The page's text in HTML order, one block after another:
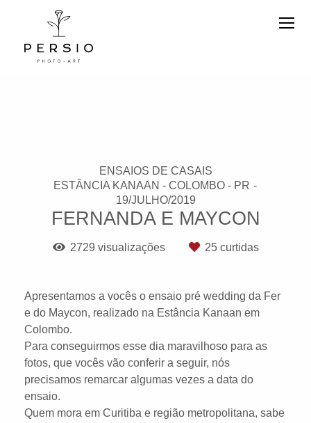
ENSAIOS DE CASAIS
ESTÂNCIA KANAAN - COLOMBO - PR
19/JULHO/2019
FERNANDA E MAYCON
2729 visualizações 25curtidas
Apresentamos a vocês o ensaio pré wedding da Fer
e do Maycon, realizado na Estância Kanaan em
Colombo.
Para conseguirmos esse dia maravilhoso para as
fotos, que vocês vão conferir a seguir, nós
precisamos remarcar algumas vezes a data do
ensaio.
Quem mora em Curitiba e região metropolitana, sabe